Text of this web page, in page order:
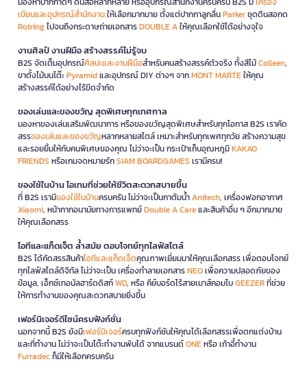
เขียนและอุปกรณ์สำนักงานให้เลือกมากมาย ตั้งแต่ปากกาลูกลื่นParkerชุดดินสอกด
Rotringไปจนถึงกระดาษถ่ายเอกสารDOUBLE Aให้คุณเลือกใช้ได้อย่างจุใจ
งานศิลป์ งานฝีมือ สร้างสรรค์ไม่รู้จบ
B2S จัดเต็มอุปกรณ์ศิลปะและงานฝีมือสำหรับคนสร้างสรรค์ตัวจริง ทั้งสีไม้Colleen,
ขาตั้งไม้บนโต๊ะPyramidและอุปกรณ์ DIY ต่างๆ จากMONT MARTEให้คุณ
สร้างสรรค์ได้อย่างไร้ขีดจำกัด
ของเล่นและของขวัญ สุดพิเศษทุกเทศกาล
มองหาของเล่นเสริมพัฒนาการ หรือของขวัญสุดพิเศษสำหรับทุกโอกาส B2S เราคัด
สรรของเล่นและของขวัญหลากหลายสไตล์ เหมาะสำหรับทุกเพศทุกวัย สร้างความสุข
และรอยยิ้มให้กับคนพิเศษของคุณ ไม่ว่าจะเป็น กระเป๋าเก็บอุณหภูมิKAKAO
FRIENDS หรือเกมจดหมายรักSIAM BOARDGAMES เรามีครบ!
ของใช้ในบ้าน ไอเทมที่ช่วยให้ชีวิตสะดวกสบายขึ้น
ที่ B2S เรามีของใช้ในบ้านครบครัน ไม่ว่าจะเป็นกาต้มน้ำAnitech, เครื่องฟอกอากาศ
Xiaomi, หน้ากากอนามัยทางการแพทย์Double A Careและสินค้าอื่น ๆ อีกมากมาย
ให้คุณเลือกสรร
ไอทีและแก็ดเจ็ต ล้ำสมัย ตอบโจทย์ทุกไลฟ์สไตล์
B2S ได้คัดสรรสินค้าไอทีและแก็ดเจ็ตคุณภาพเยี่ยมมาให้คุณเลือกสรร เพื่อตอบโจทย์
ทุกไลฟ์สไตล์ดิจิทัล ไม่ว่าจะเป็น เครื่องทำลายเอกสารNEOเพื่อความปลอดภัยของ
ข้อมูล, เอ็กซ์เทอนัลฮาร์ดดิสก์WD, หรือ คีย์บอร์ดไร้สายเมาส์คอมโบGEEZERที่ช่วย
ให้การทำงานของคุณสะดวกสบายยิ่งขึ้น
เฟอร์นิเจอร์ดีไซน์ครบฟังก์ชั่น
นอกจากนี้ B2S ยังมีเฟอร์นิเจอร์ครบทุกฟังก์ชันให้คุณได้เลือกสรรเพื่อตกแต่งบ้าน
และที่ทำงาน ไม่ว่าจะเป็นโต๊ะทำงานพับได้ จากแบรนด์ONEหรือ เก้าอี้ทำงาน
Furradecก็มีให้เลือกครบครัน